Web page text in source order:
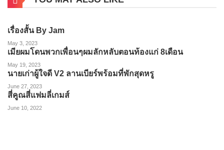
เรื่องสั้น By Jam
May 3, 2023
เมียผมโดนพวกเพื่อนๆผมลักหลับตอนท้องแก่ 8เดือน
May 19, 2023
นายเก่าผู้ใจดี V2 ลานเบียร์พร้อมที่พักสุดหรู
June 27, 2023
สี่คูณสี่แฟมลี่เกมส์
June 10, 2022